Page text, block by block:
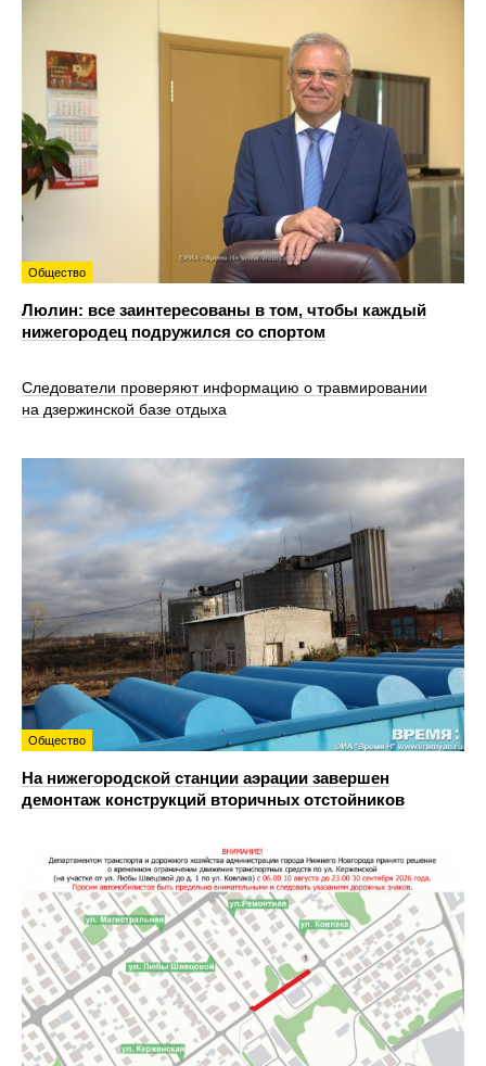
Общество
Люлин: все заинтересованы в том, чтобы каждый
нижегородец подружился со спортом
Следователи проверяют информацию о травмировании
на дзержинской базе отдыха
Общество
На нижегородской станции аэрации завершен
демонтаж конструкций вторичных отстойников